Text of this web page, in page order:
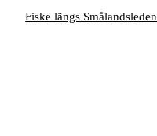
Fiske längs Smålandsleden